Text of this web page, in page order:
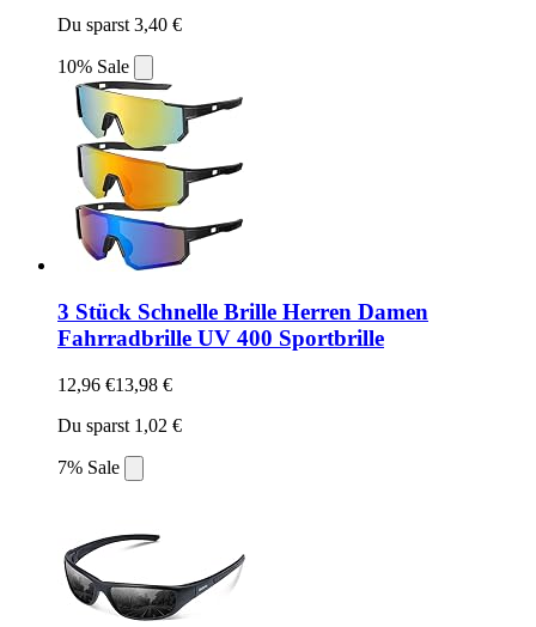
Du sparst 3,40 €
10% Sale
3 Stück Schnelle Brille Herren Damen
Fahrradbrille UV 400 Sportbrille
12,96 €13,98 €
Du sparst 1,02 €
7% Sale